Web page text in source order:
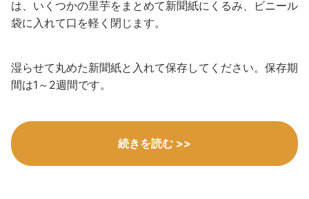
は、いくつかの里芋をまとめて新聞紙にくるみ、ビニール
袋に入れて口を軽く閉じます。
湿らせて丸めた新聞紙と入れて保存してください。保存期
間は1～2週間です。
続きを読む >>